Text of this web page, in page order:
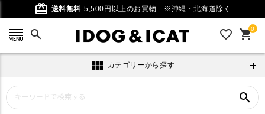
card_giftcard 送料無料 5,500円以上のお買物 ※沖縄・北海道除く
search favorite_outline 0
shopping_cart
view_module カテゴリーから探す
search